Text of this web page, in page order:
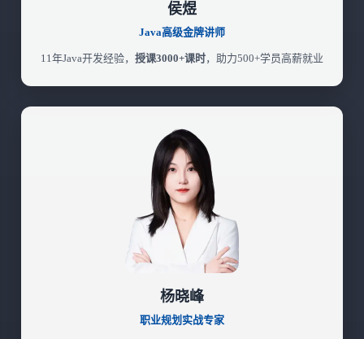
侯煜
Java高级金牌讲师
11年Java开发经验， 授课3000+课时，助力500+学员高薪就业
杨晓峰
职业规划实战专家